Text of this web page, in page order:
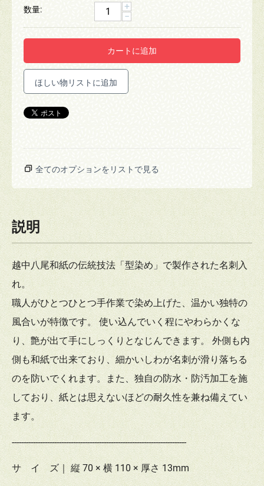
数量:
+
−
カートに追加
全てのオプションをリストで見る
説明
越中八尾和紙の伝統技法「型染め」で製作された名刺入
れ。
職人がひとつひとつ手作業で染め上げた、温かい独特の
風合いが特徴です。 使い込んでいく程にやわらかくな
り、艶が出て手にしっくりとなじんできます。 外側も内
側も和紙で出来ており、細かいしわが名刺が滑り落ちる
のを防いでくれます。また、独自の防水・防汚加工を施
しており、紙とは思えないほどの耐久性を兼ね備えてい
ます。
--------------------------------------------------------------------------
サ イ ズ｜ 縦 70 × 横 110 × 厚さ 13mm